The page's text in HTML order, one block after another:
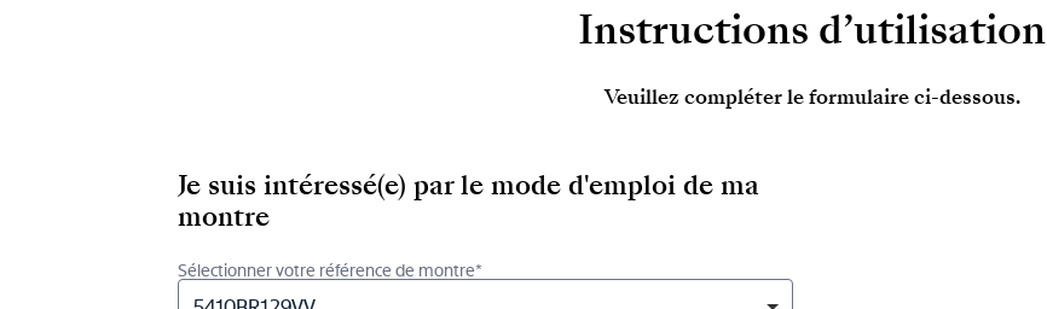
Instructions d’utilisation
Veuillez compléter le formulaire ci-dessous.
Je suis intéressé(e) par le mode d'emploi de ma
montre
Sélectionner votre référence de montre*